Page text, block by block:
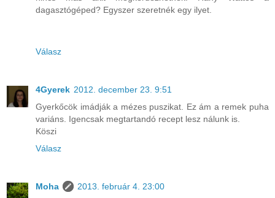
dagasztógéped? Egyszer szeretnék egy ilyet.
Válasz
4Gyerek 2012. december 23. 9:51
Gyerkőcök imádják a mézes puszikat. Ez ám a remek puha
variáns. Igencsak megtartandó recept lesz nálunk is.
Köszi
Válasz
Moha
2013. február 4. 23:00